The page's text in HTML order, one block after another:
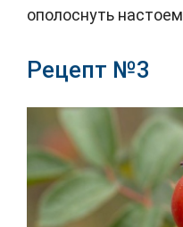
ополоснуть
Рецепт №3